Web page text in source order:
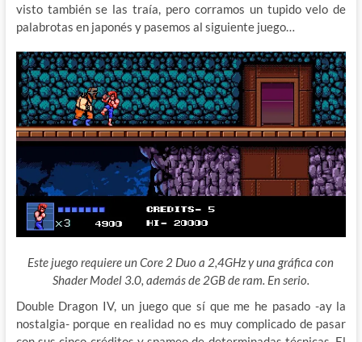
visto también se las traía, pero corramos un tupido velo de
palabrotas en japonés y pasemos al siguiente juego…
Este juego requiere un Core 2 Duo a 2,4GHz y una gráfica con
Shader Model 3.0, además de 2GB de ram. En serio.
Double Dragon IV, un juego que sí que me he pasado -ay la
nostalgia- porque en realidad no es muy complicado de pasar